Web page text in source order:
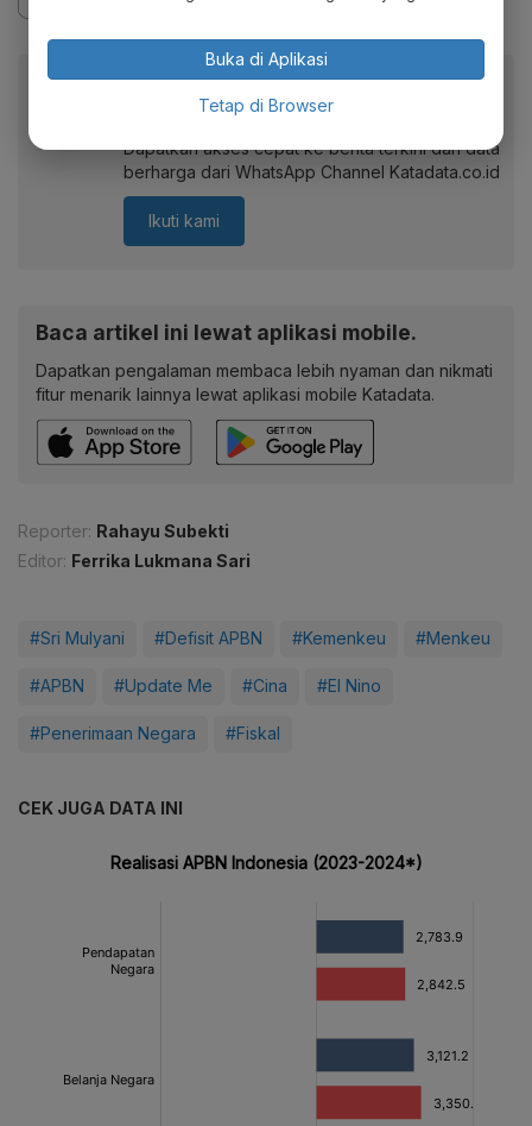
Dapatkan akses cepat ke berita terkini dan data
berharga dari WhatsApp Channel Katadata.co.id
Ikuti kami
Baca artikel ini lewat aplikasi mobile.
Dapatkan pengalaman membaca lebih nyaman dan nikmati
fitur menarik lainnya lewat aplikasi mobile Katadata.
Reporter: Rahayu Subekti
Editor: Ferrika Lukmana Sari
#Sri Mulyani #Defisit APBN #Kemenkeu #Menkeu
#APBN #Update Me #Cina #El Nino
#Penerimaan Negara #Fiskal
CEK JUGA DATA INI
Buka di Aplikasi
Tetap di Browser